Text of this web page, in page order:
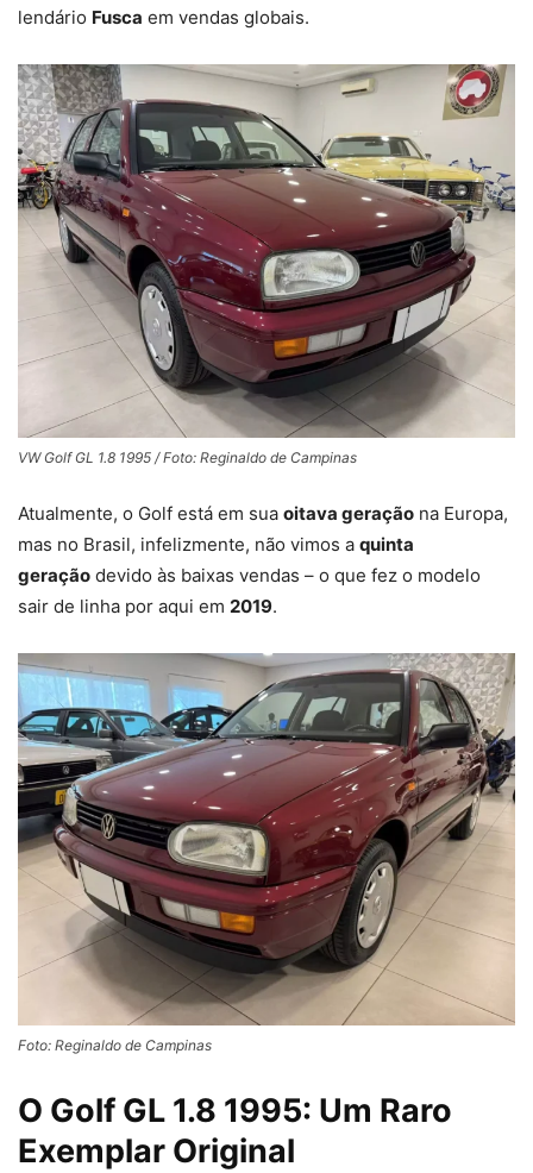
lendário Fusca em vendas globais.
VW Golf GL 1.8 1995 / Foto: Reginaldo de Campinas
Atualmente, o Golf está em sua oitava geração na Europa,
mas no Brasil, infelizmente, não vimos a quinta
geração devido às baixas vendas – o que fez o modelo
sair de linha por aqui em 2019.
Foto: Reginaldo de Campinas
O Golf GL 1.8 1995: Um Raro
Exemplar Original